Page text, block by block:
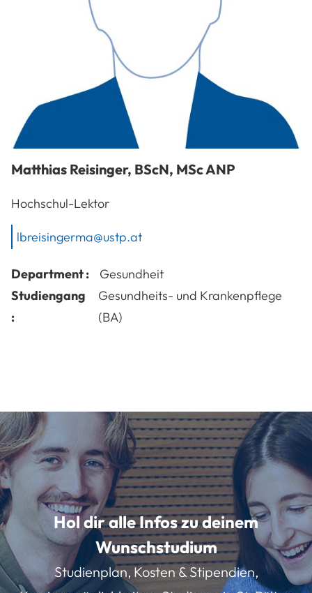
Matthias Reisinger, BScN, MSc ANP
Hochschul-Lektor
lbreisingerma@ustp.at
Department :
Gesundheit
Studiengang
:
Gesundheits- und Krankenpflege
(BA)
Hol dir alle Infos zu deinem
Wunschstudium
Studienplan, Kosten & Stipendien,